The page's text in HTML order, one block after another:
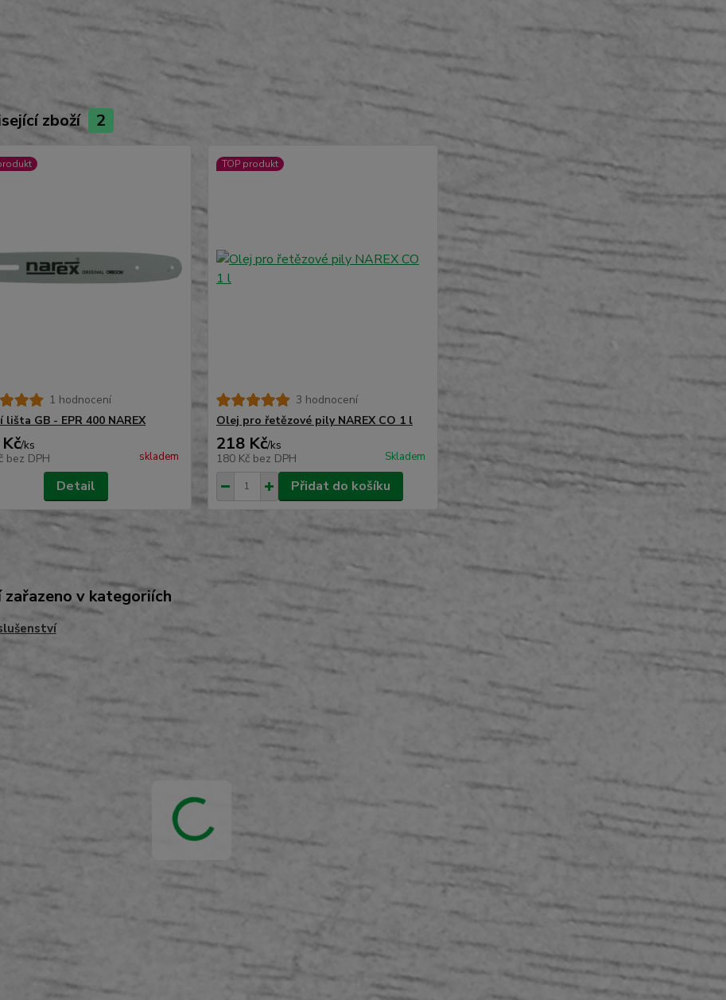
zboží 2
1 hodnocení
lišta GB - EPR 400 NAREX
/ks
bez DPH skladem
Detail
TOP produkt
3 hodnocení
Olej pro řetězové pily NAREX CO 1 l
218 Kč/ks
180 Kč bez DPH Skladem
Přidat do košíku
zařazeno v kategoriích